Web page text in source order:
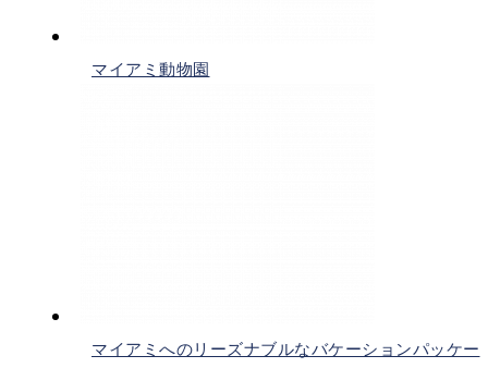
マイアミ動物園
マイアミへのリーズナブルなバケーションパッケー